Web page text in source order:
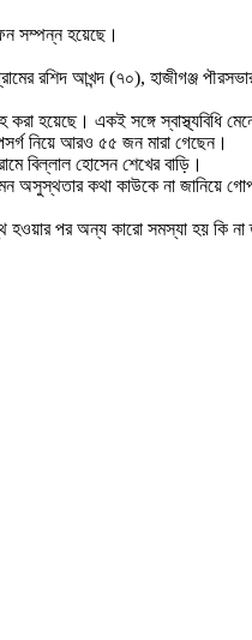
সম্পন্ন হয়েছে।
রশিদ আখন্দ (৭০), হাজীগঞ্জ
হয়েছে। একই সঙ্গে স্বাস্থ্যবিধি
নিয়ে আরও ৫৫ জন মারা গেছেন।
বিল্লাল হোসেন শেখের বাড়ি।
কথা কাউকে না জানিয়ে
হওয়ার পর অন্য কারো সমস্যা হয়